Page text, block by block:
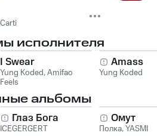
исполнителя
I Swear
Yung Koded,Amifao
Feels
Amass
Yung Koded
альбомы
Глаз Бога
ICEGERGERT
Омут
Полка,YASMI